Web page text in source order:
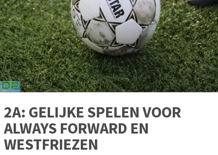
2A: GELIJKE SPELEN VOOR
ALWAYS FORWARD EN
WESTFRIEZEN